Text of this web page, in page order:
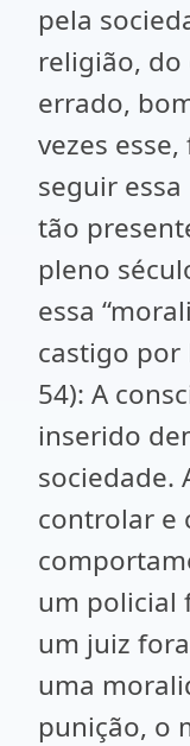
pela
religião, do
errado,
vezes
seguir
tão
pleno
essa
castigo por
54): A
inserido
sociedade.
controlar e
um policial
um juiz
uma
punição, o